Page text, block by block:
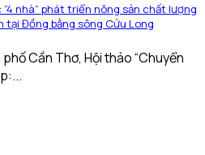
“4 nhà” phát triển nông sản chất lượng
Đồng bằng sông Cửu Long
Cần Thơ, Hội thảo “Chuyển